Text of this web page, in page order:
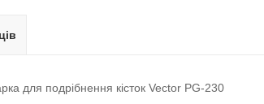
для подрібнення кісток Vector PG-230